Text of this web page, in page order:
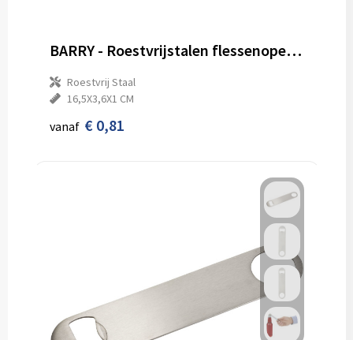
BARRY - Roestvrijstalen flessenopener
Roestvrij Staal
16,5X3,6X1 CM
vanaf € 0,81